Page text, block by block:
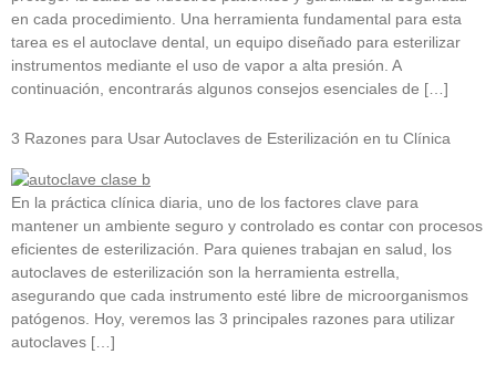
en cada procedimiento. Una herramienta fundamental para esta
tarea es el autoclave dental, un equipo diseñado para esterilizar
instrumentos mediante el uso de vapor a alta presión. A
continuación, encontrarás algunos consejos esenciales de […]
3 Razones para Usar Autoclaves de Esterilización en tu Clínica
En la práctica clínica diaria, uno de los factores clave para
mantener un ambiente seguro y controlado es contar con procesos
eficientes de esterilización. Para quienes trabajan en salud, los
autoclaves de esterilización son la herramienta estrella,
asegurando que cada instrumento esté libre de microorganismos
patógenos. Hoy, veremos las 3 principales razones para utilizar
autoclaves […]